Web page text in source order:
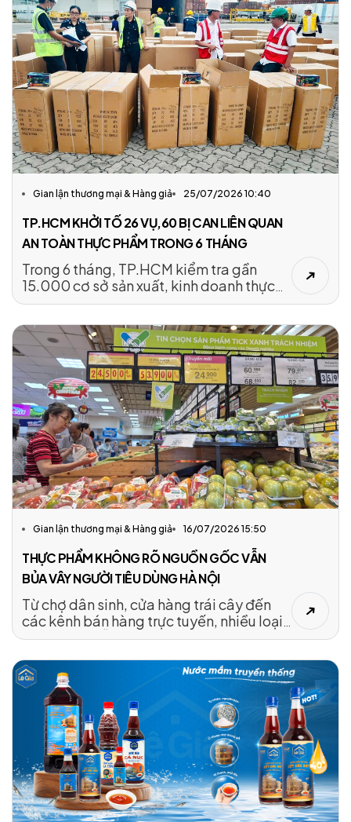
thời xử phạt 24 triệu đồng và buộc tiêu
hủy toàn bộ hàng hóa vi phạm.
Gian lận thương mại & Hàng giả 25/07/2026 10:40
TP.HCM KHỞI TỐ 26 VỤ,60 BỊ CAN LIÊN QUAN
AN TOÀN THỰC PHẨM TRONG 6 THÁNG
Trong 6 tháng, TP.HCM kiểm tra gần
15.000 cơ sở sản xuất, kinh doanh thực
phẩm, xử phạt hơn 11 tỉ đồng; công an
thực phẩm.
Gian lận thương mại & Hàng giả 16/07/2026 15:50
THỰC PHẨM KHÔNG RÕ NGUỒN GỐC VẪN
BỦA VÂY NGƯỜI TIÊU DÙNG HÀ NỘI
Từ chợ dân sinh, cửa hàng trái cây đến
các kênh bán hàng trực tuyến, nhiều loại
thực phẩm vẫn được bày bán mà không
thông tin truy xuất đầy đủ. Thực trạng này
tiếp tục được đại biểu HĐND TP Hà Nội
chất vấn, cho thấy những khoảng trống
trong quản lý an toàn thực phẩm cần sớm
được khắc phục.